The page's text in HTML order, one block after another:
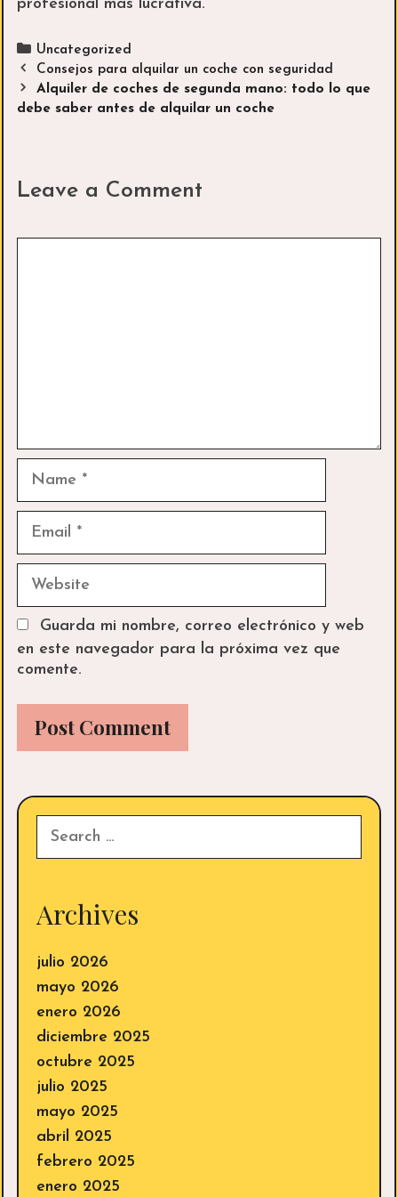
profesional más lucrativa.
Categories
Uncategorized
Post
navigation
Consejos para alquilar un coche con seguridad
Alquiler de coches de segunda mano: todo lo que
debe saber antes de alquilar un coche
Leave a Comment
Website
Guarda mi nombre, correo electrónico y web
en este navegador para la próxima vez que
comente.
for:
Archives
julio 2026
mayo 2026
enero 2026
diciembre 2025
octubre 2025
julio 2025
mayo 2025
abril 2025
febrero 2025
enero 2025